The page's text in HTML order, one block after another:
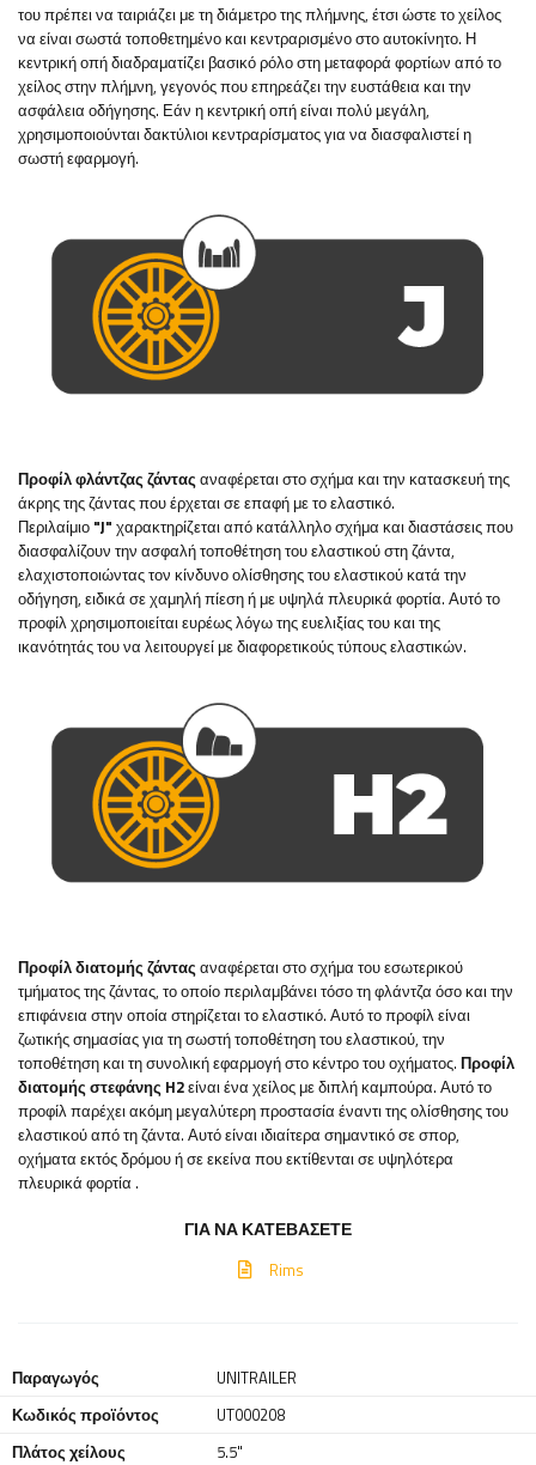
του πρέπει να ταιριάζει με τη διάμετρο της πλήμνης, έτσι ώστε το χείλος
να είναι σωστά τοποθετημένο και κεντραρισμένο στο αυτοκίνητο. Η
κεντρική οπή διαδραματίζει βασικό ρόλο στη μεταφορά φορτίων από το
χείλος στην πλήμνη, γεγονός που επηρεάζει την ευστάθεια και την
ασφάλεια οδήγησης. Εάν η κεντρική οπή είναι πολύ μεγάλη,
χρησιμοποιούνται δακτύλιοι κεντραρίσματος για να διασφαλιστεί η
σωστή εφαρμογή.
Προφίλ φλάντζας ζάνταςαναφέρεται στο σχήμα και την κατασκευή της
άκρης της ζάντας που έρχεται σε επαφή με το ελαστικό.
Περιλαίμιο "J" χαρακτηρίζεται από κατάλληλο σχήμα και διαστάσεις που
διασφαλίζουν την ασφαλή τοποθέτηση του ελαστικού στη ζάντα,
ελαχιστοποιώντας τον κίνδυνο ολίσθησης του ελαστικού κατά την
οδήγηση, ειδικά σε χαμηλή πίεση ή με υψηλά πλευρικά φορτία. Αυτό το
προφίλ χρησιμοποιείται ευρέως λόγω της ευελιξίας του και της
ικανότητάς του να λειτουργεί με διαφορετικούς τύπους ελαστικών.
Προφίλ διατομής ζάντας αναφέρεται στο σχήμα του εσωτερικού
τμήματος της ζάντας, το οποίο περιλαμβάνει τόσο τη φλάντζα όσο και την
επιφάνεια στην οποία στηρίζεται το ελαστικό. Αυτό το προφίλ είναι
ζωτικής σημασίας για τη σωστή τοποθέτηση του ελαστικού, την
τοποθέτηση και τη συνολική εφαρμογή στο κέντρο του οχήματος. Προφίλ
διατομής στεφάνης H2είναι ένα χείλος με διπλή καμπούρα. Αυτό το
προφίλ παρέχει ακόμη μεγαλύτερη προστασία έναντι της ολίσθησης του
ελαστικού από τη ζάντα. Αυτό είναι ιδιαίτερα σημαντικό σε σπορ,
οχήματα εκτός δρόμου ή σε εκείνα που εκτίθενται σε υψηλότερα
πλευρικά φορτία .
ΓΙΑ ΝΑ ΚΑΤΕΒΆΣΕΤΕ
Rims
Παραγωγός
UNITRAILER
Κωδικός προϊόντος
UT000208
Πλάτος χείλους
5.5"